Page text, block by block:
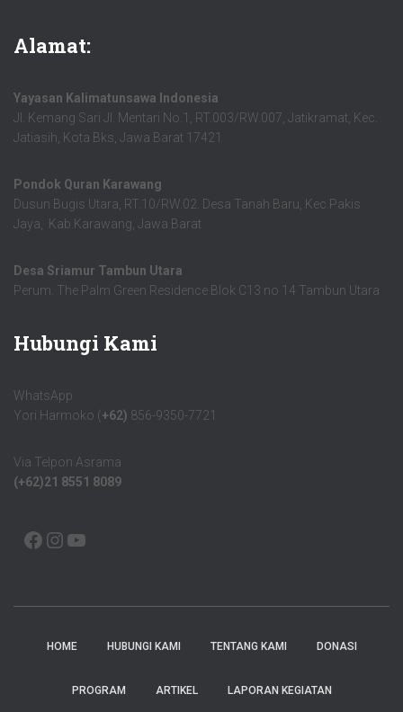
Alamat:
Yayasan Kalimatunsawa Indonesia
Jl. Kemang Sari Jl. Mentari No.1, RT.003/RW.007, Jatikramat, Kec.
Jatiasih, Kota Bks, Jawa Barat 17421
Pondok Quran Karawang
Dusun Bugis Utara, RT.10/RW.02. Desa Tanah Baru, Kec.Pakis
Jaya, Kab.Karawang, Jawa Barat
Desa Sriamur Tambun Utara
Perum. The Palm Green Residence Blok C13 no 14 Tambun Utara
Hubungi Kami
WhatsApp
Yori Harmoko (+62) 856-9350-7721
Via Telpon Asrama
(+62)21 8551 8089
HOME HUBUNGI KAMI TENTANG KAMI DONASI
PROGRAM ARTIKEL LAPORAN KEGIATAN